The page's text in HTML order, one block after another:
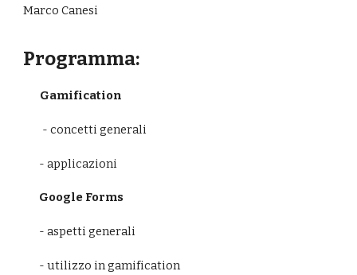
Marco Canesi
Programma:
       Gamification
- concetti generali
- applicazioni
Google Forms
- aspetti generali
- utilizzo in gamification